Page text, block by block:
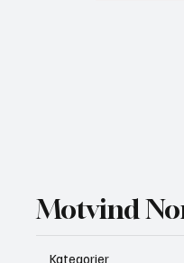
Motvind
Kategorier